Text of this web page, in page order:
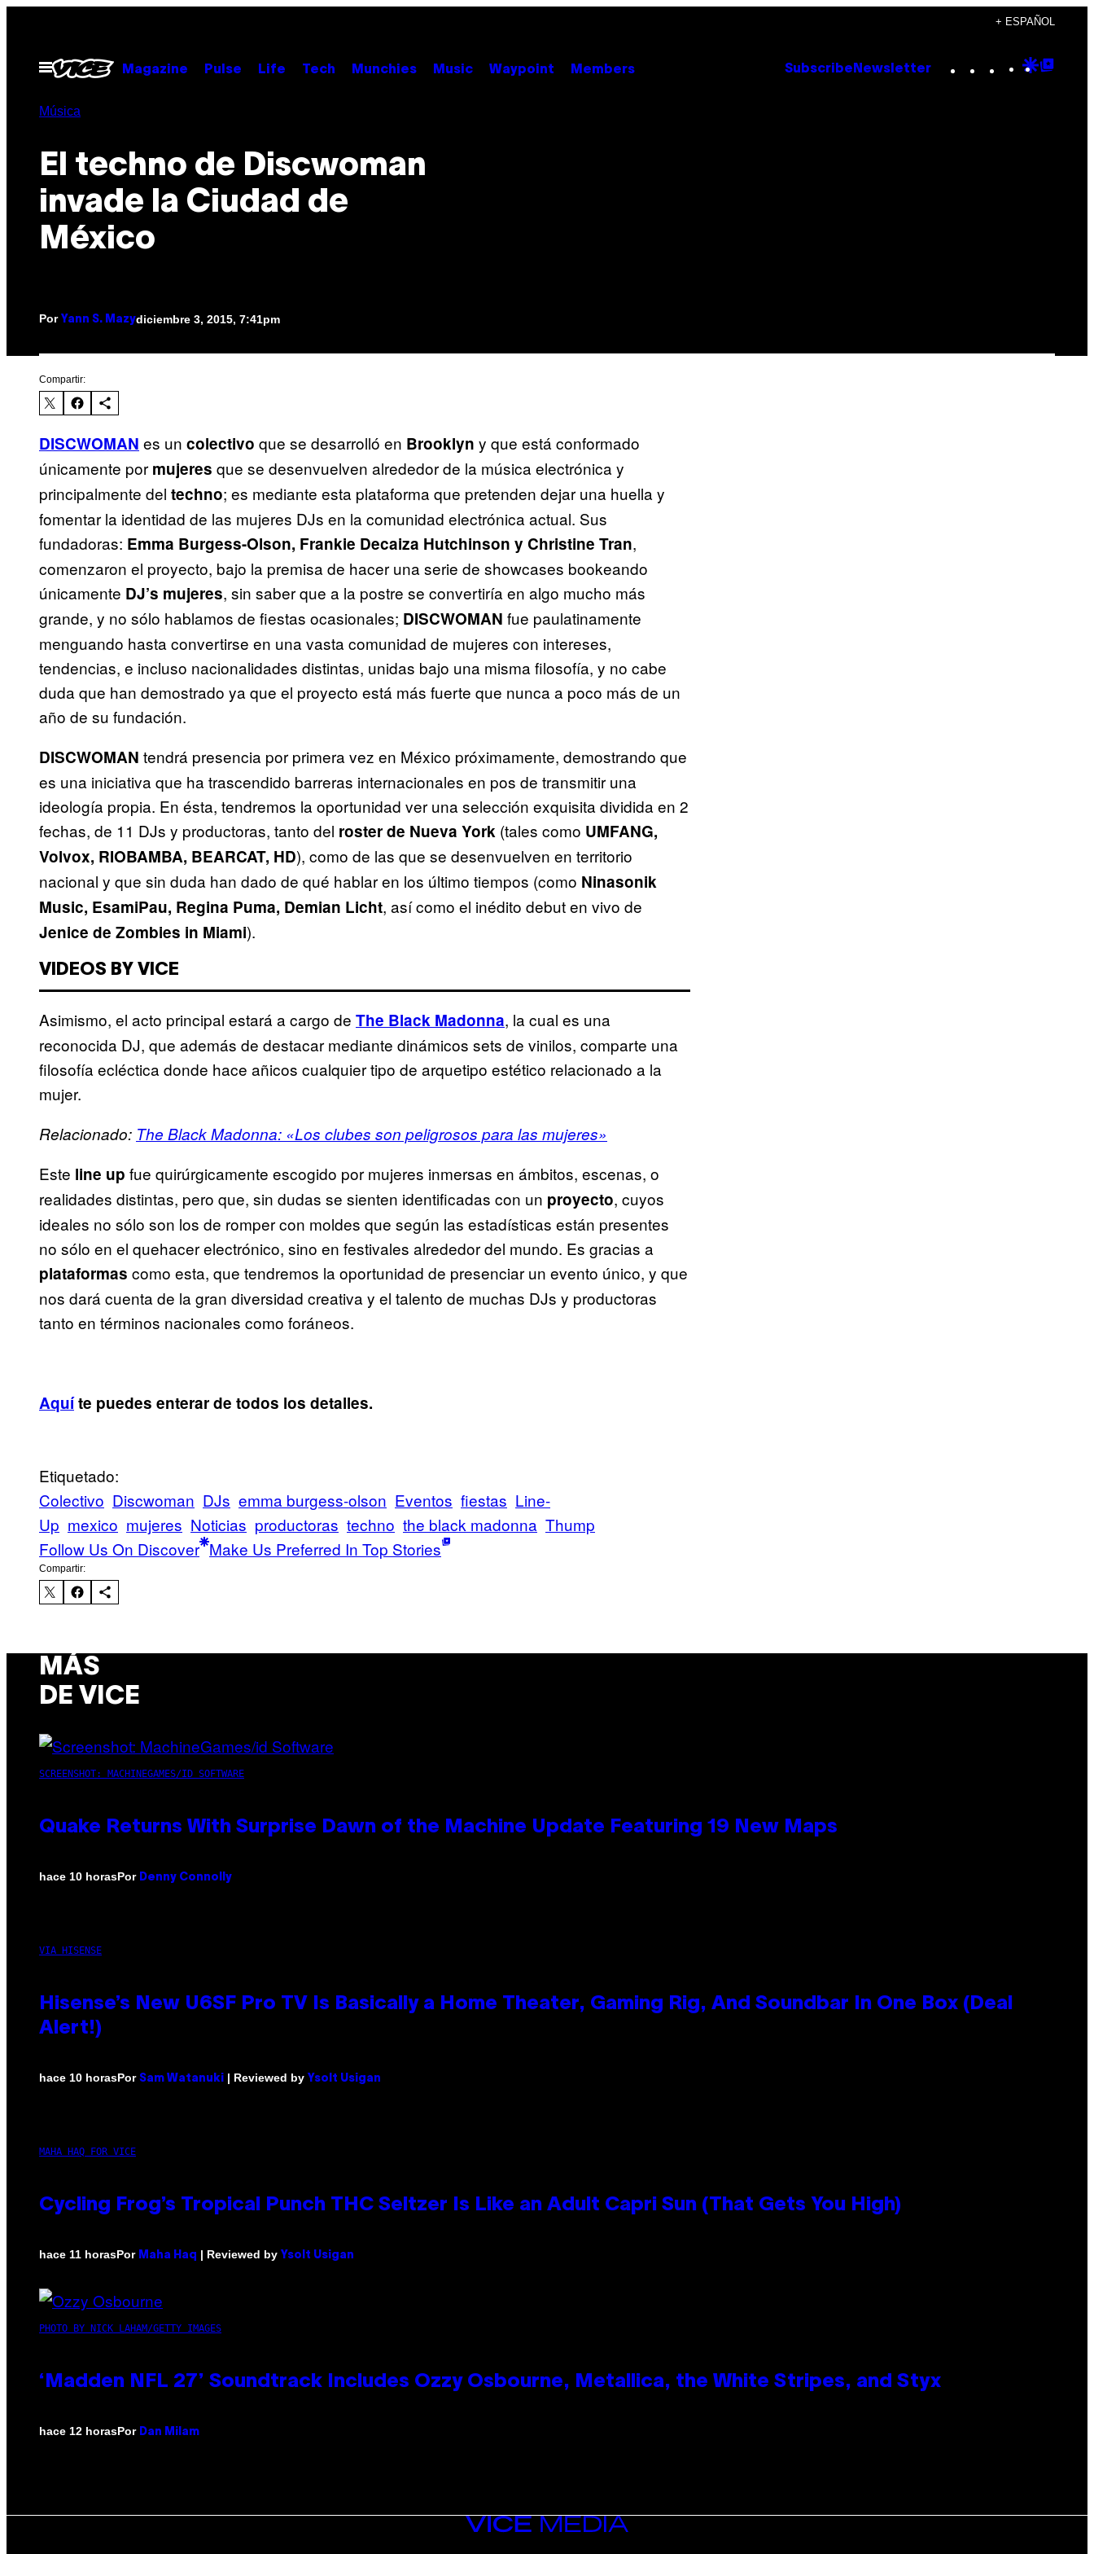
contenido
+ ESPAÑOL
Abrir
Menú
Magazine Pulse Life Tech Munchies Music Waypoint Members Subscribe Newsletter Instagram
TikTok
YouTube
Google
Música
El techno de Discwoman
invade la Ciudad de
México
Por Yann S. Mazydiciembre 3, 2015, 7:41pm
Compartir:
DISCWOMAN es un colectivo que se desarrolló en Brooklyn y que está conformado
únicamente por mujeres que se desenvuelven alrededor de la música electrónica y
principalmente del techno; es mediante esta plataforma que pretenden dejar una huella y
fomentar la identidad de las mujeres DJs en la comunidad electrónica actual. Sus
fundadoras: Emma Burgess-Olson, Frankie Decaiza Hutchinson y Christine Tran,
comenzaron el proyecto, bajo la premisa de hacer una serie de showcases bookeando
únicamente DJ’s mujeres, sin saber que a la postre se convertiría en algo mucho más
grande, y no sólo hablamos de fiestas ocasionales; DISCWOMAN fue paulatinamente
menguando hasta convertirse en una vasta comunidad de mujeres con intereses,
tendencias, e incluso nacionalidades distintas, unidas bajo una misma filosofía, y no cabe
duda que han demostrado ya que el proyecto está más fuerte que nunca a poco más de un
año de su fundación.
DISCWOMAN tendrá presencia por primera vez en México próximamente, demostrando que
es una iniciativa que ha trascendido barreras internacionales en pos de transmitir una
ideología propia. En ésta, tendremos la oportunidad ver una selección exquisita dividida en 2
fechas, de 11 DJs y productoras, tanto del roster de Nueva York (tales como UMFANG,
Volvox, RIOBAMBA, BEARCAT, HD), como de las que se desenvuelven en territorio
nacional y que sin duda han dado de qué hablar en los último tiempos (como Ninasonik
Music, EsamiPau, Regina Puma, Demian Licht, así como el inédito debut en vivo de
Jenice de Zombies in Miami).
VIDEOS BY VICE
Asimismo, el acto principal estará a cargo de The Black Madonna, la cual es una
reconocida DJ, que además de destacar mediante dinámicos sets de vinilos, comparte una
filosofía ecléctica donde hace añicos cualquier tipo de arquetipo estético relacionado a la
mujer.
Relacionado: The Black Madonna: «Los clubes son peligrosos para las mujeres»
Este line up fue quirúrgicamente escogido por mujeres inmersas en ámbitos, escenas, o
realidades distintas, pero que, sin dudas se sienten identificadas con un proyecto, cuyos
ideales no sólo son los de romper con moldes que según las estadísticas están presentes
no sólo en el quehacer electrónico, sino en festivales alrededor del mundo. Es gracias a
plataformas como esta, que tendremos la oportunidad de presenciar un evento único, y que
nos dará cuenta de la gran diversidad creativa y el talento de muchas DJs y productoras
tanto en términos nacionales como foráneos.
Aquíte puedes enterar de todos los detalles.
Etiquetado:
Colectivo Discwoman DJs emma burgess-olson Eventos fiestas Line-
Up mexico mujeres Noticias productoras techno the black madonna Thump
Follow Us On Discover Make Us Preferred In Top Stories
Compartir:
MÁS
DE VICE
SCREENSHOT: MACHINEGAMES/ID SOFTWARE
Quake Returns With Surprise Dawn of the Machine Update Featuring 19 New Maps
hace 10 horasPor Denny Connolly
VIA HISENSE
Hisense’s New U6SF Pro TV Is Basically a Home Theater, Gaming Rig, And Soundbar In One Box (Deal
Alert!)
hace 10 horasPor Sam Watanuki | Reviewed by Ysolt Usigan
MAHA HAQ FOR VICE
Cycling Frog’s Tropical Punch THC Seltzer Is Like an Adult Capri Sun (That Gets You High)
hace 11 horasPor Maha Haq | Reviewed by Ysolt Usigan
PHOTO BY NICK LAHAM/GETTY IMAGES
‘Madden NFL 27’ Soundtrack Includes Ozzy Osbourne, Metallica, the White Stripes, and Styx
hace 12 horasPor Dan Milam
VICE
MEDIA